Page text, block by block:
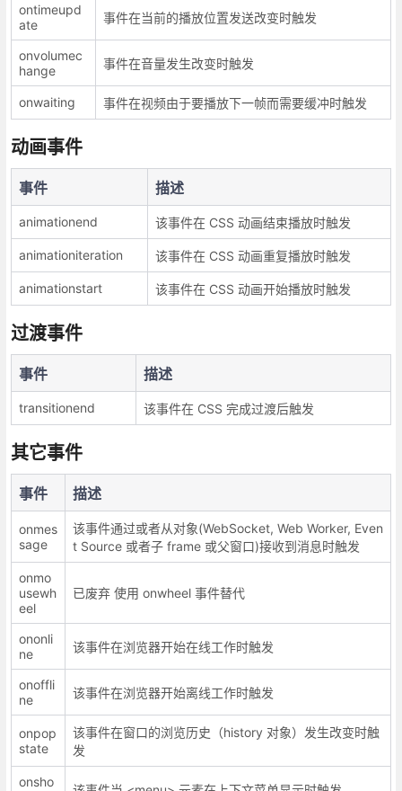
ontimeupd
ate
事件在当前的播放位置发送改变时触发
onvolumec
hange
事件在音量发生改变时触发
onwaiting 事件在视频由于要播放下一帧而需要缓冲时触发
动画事件
事件 描述
animationend 该事件在 CSS 动画结束播放时触发
animationiteration 该事件在 CSS 动画重复播放时触发
animationstart 该事件在 CSS 动画开始播放时触发
过渡事件
事件 描述
transitionend 该事件在 CSS 完成过渡后触发
其它事件
事件 描述
onmes
sage
该事件通过或者从对象(WebSocket, Web Worker, Even
t Source 或者子 frame 或父窗口)接收到消息时触发
onmo
usewh
eel
已废弃 使用 onwheel 事件替代
ononli
ne
该事件在浏览器开始在线工作时触发
onoffli
ne
该事件在浏览器开始离线工作时触发
onpop
state
该事件在窗口的浏览历史（history 对象）发生改变时触
发
onsho